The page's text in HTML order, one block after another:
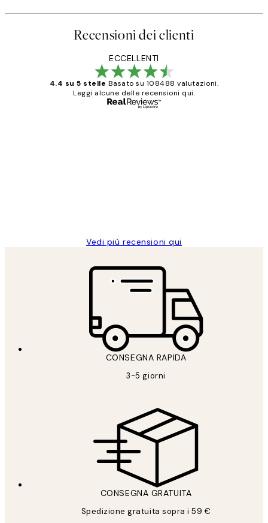
Recensioni dei clienti
ECCELLENTI
4.4 su 5 stelle Basato su 108488 valutazioni.
Leggi alcune delle recensioni qui.
Vedi più recensioni qui
CONSEGNA RAPIDA
3-5 giorni
CONSEGNA GRATUITA
Spedizione gratuita sopra i 59 €